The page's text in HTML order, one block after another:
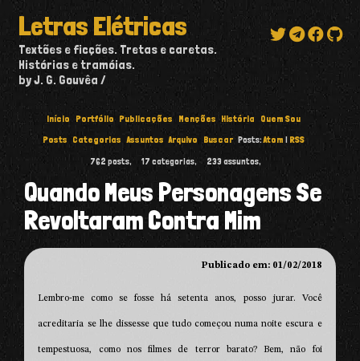
Letras Elétricas
Textões e ficções. Tretas e caretas.
Histórias e tramóias.
by J. G. Gouvêa
Início Portfólio Publicações Menções História
Quem Sou
Posts Categorias Assuntos Arquivo Buscar Posts:Atom | RSS
762 posts, 17 categorias, 233assuntos,
Quando Meus Personagens Se
Revoltaram Contra Mim
Publicado em: 01/02/2018
Lembro-me como se fosse há setenta anos, posso jurar. Você
acreditaria se lhe dissesse que tudo começou numa noite escura e
tempestuosa, como nos filmes de terror barato? Bem, não foi